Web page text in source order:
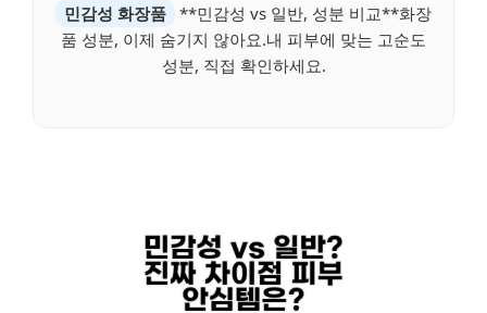
민감성 화장품 **민감성 vs 일반, 성분 비교**화장
품 성분, 이제 숨기지 않아요.내 피부에 맞는 고순도
성분, 직접 확인하세요.